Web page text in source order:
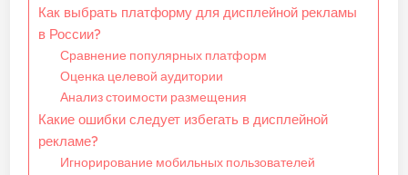
Как выбрать платформу для дисплейной рекламы
в России?
Сравнение популярных платформ
Оценка целевой аудитории
Анализ стоимости размещения
Какие ошибки следует избегать в дисплейной
рекламе?
Игнорирование мобильных пользователей